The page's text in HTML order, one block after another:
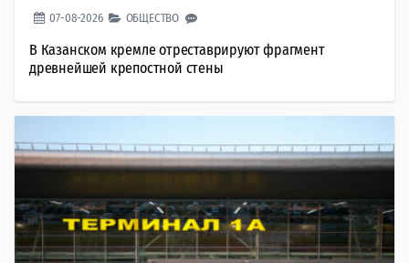
07-08-2026 ОБЩЕСТВО
В Казанском кремле отреставрируют фрагмент
древнейшей крепостной стены